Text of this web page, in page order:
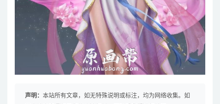
声明： 本站所有文章，如无特殊说明或标注，均为网络收集。如